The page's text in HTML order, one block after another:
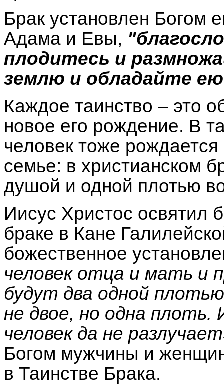
Брак установлен Богом
Адама и Евы,
плодитесь и
землю и обладайте
Каждое таинство – это
новое его рождение. В
человек тоже
семье: в христианском
душой и одной плотью
Иисус Христос освятил
браке в Кане
божественное
человек отца и мать и
будут два одной
не двое, но одна
человек да не
Богом мужчины и
в Таинстве Брака.